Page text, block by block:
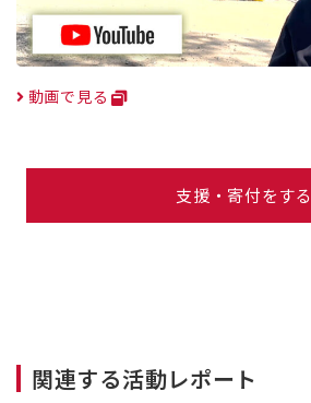
動画で見る
支援・寄付をする
関連する活動レポート